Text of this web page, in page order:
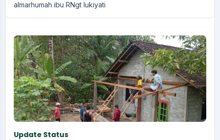
almarhumah ibu RNgt lukiyati
Update Status